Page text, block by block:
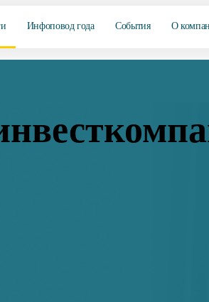
Инфоповод года События О